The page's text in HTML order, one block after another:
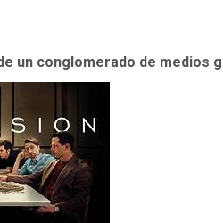
un conglomerado de medios